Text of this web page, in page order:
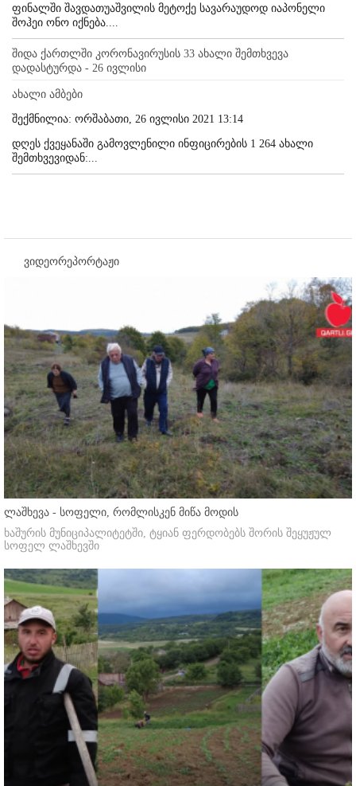
ფინალში შავდათუაშვილის მეტოქე სავარაუდოდ იაპონელი
შოჰეი ონო იქნება....
შიდა ქართლში კორონავირუსის 33 ახალი შემთხვევა
დადასტურდა - 26 ივლისი
ახალი ამბები
შექმნილია: ორშაბათი, 26 ივლისი 2021 13:14
დღეს ქვეყანაში გამოვლენილი ინფიცირების 1 264 ახალი
შემთხვევიდან:...
ვიდეორეპორტაჟი
ლაშხევა - სოფელი, რომლისკენ მიწა მოდის
ხაშურის მუნიციპალიტეტში, ტყიან ფერდობებს შორის შეყუჟულ
სოფელ ლაშხევში